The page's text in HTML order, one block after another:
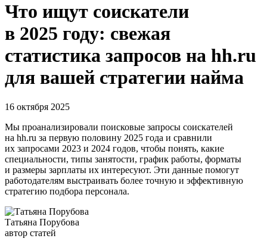
Что ищут соискатели
в 2025 году: свежая
статистика запросов на hh.ru
для вашей стратегии найма
16 октября 2025
Мы проанализировали поисковые запросы соискателей
на hh.ru за первую половину 2025 года и сравнили
их запросами 2023 и 2024 годов, чтобы понять, какие
специальности, типы занятости, график работы, форматы
и размеры зарплаты их интересуют. Эти данные помогут
работодателям выстраивать более точную и эффективную
стратегию подбора персонала.
Татьяна Порубова
автор статей